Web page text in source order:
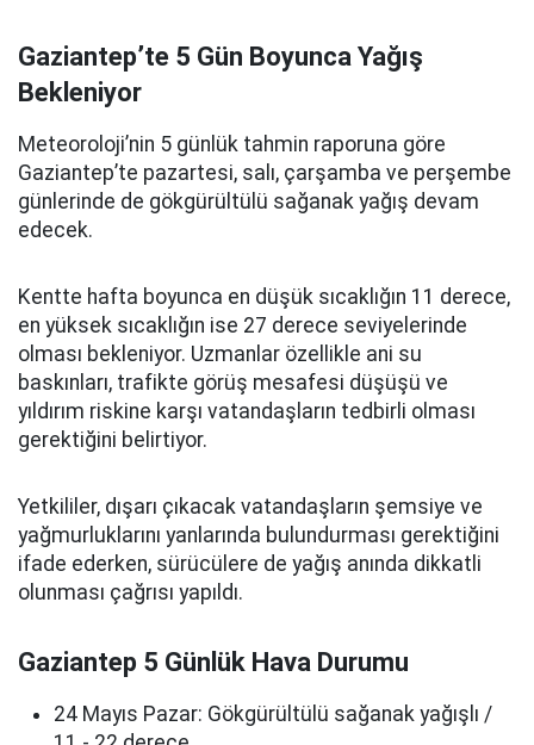
Gaziantep’te 5 Gün Boyunca Yağış
Bekleniyor
Meteoroloji’nin 5 günlük tahmin raporuna göre
Gaziantep’te pazartesi, salı, çarşamba ve perşembe
günlerinde de gökgürültülü sağanak yağış devam
edecek.
Kentte hafta boyunca en düşük sıcaklığın 11 derece,
en yüksek sıcaklığın ise 27 derece seviyelerinde
olması bekleniyor. Uzmanlar özellikle ani su
baskınları, trafikte görüş mesafesi düşüşü ve
yıldırım riskine karşı vatandaşların tedbirli olması
gerektiğini belirtiyor.
Yetkililer, dışarı çıkacak vatandaşların şemsiye ve
yağmurluklarını yanlarında bulundurması gerektiğini
ifade ederken, sürücülere de yağış anında dikkatli
olunması çağrısı yapıldı.
Gaziantep 5 Günlük Hava Durumu
24 Mayıs Pazar: Gökgürültülü sağanak yağışlı /